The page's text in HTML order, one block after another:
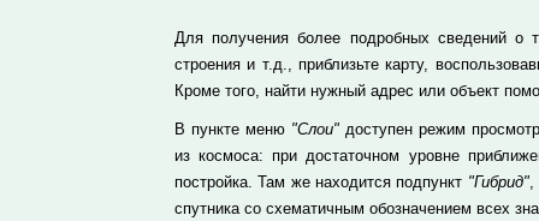
Для получения более подробных сведений
строения и т.д., приблизьте карту,
Кроме того, найти нужный адрес или объект
В пункте меню "Слои" доступен режим
из космоса: при достаточном уровне
постройка. Там же находится подпункт "Гибрид",
спутника со схематичным обозначением всех